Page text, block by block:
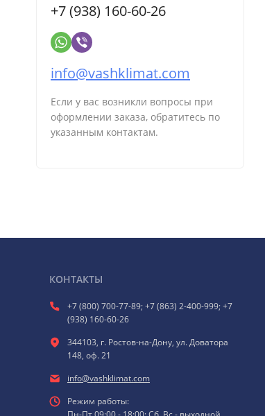
+7 (938) 160-60-26
info@vashklimat.com
Если у вас возникли вопросы при
оформлении заказа, обратитесь по
указанным контактам.
КОНТАКТЫ
+7 (800) 700-77-89; +7 (863) 2-400-999; +7
(938) 160-60-26
344103, г. Ростов-на-Дону, ул. Доватора
148, оф. 21
info@vashklimat.com
Режим работы: